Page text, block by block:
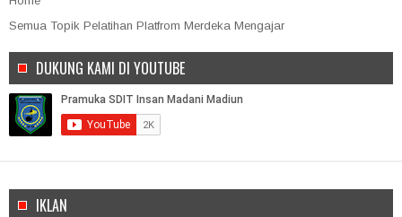
Semua Topik Pelatihan Platfrom Merdeka Mengajar
DUKUNG KAMI DI YOUTUBE
IKLAN